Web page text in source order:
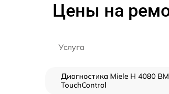
Цены на
Услуга
Диагностика Miele H 4080
TouchControl